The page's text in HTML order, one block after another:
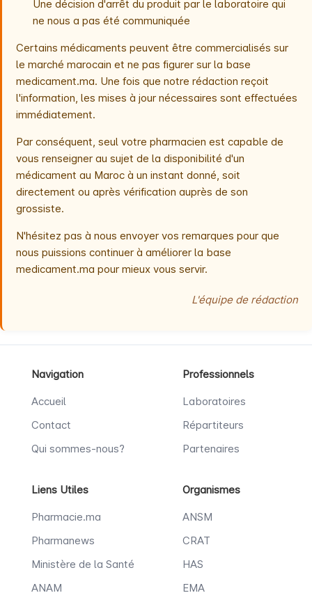
Une décision d'arrêt du produit par le laboratoire qui
ne nous a pas été communiquée
Certains médicaments peuvent être commercialisés sur
le marché marocain et ne pas figurer sur la base
medicament.ma. Une fois que notre rédaction reçoit
l'information, les mises à jour nécessaires sont effectuées
immédiatement.
Par conséquent, seul votre pharmacien est capable de
vous renseigner au sujet de la disponibilité d'un
médicament au Maroc à un instant donné, soit
directement ou après vérification auprès de son
grossiste.
N'hésitez pas à nous envoyer vos remarques pour que
nous puissions continuer à améliorer la base
medicament.ma pour mieux vous servir.
L'équipe de rédaction
Navigation
Accueil
Contact
Qui sommes-nous?
Professionnels
Laboratoires
Répartiteurs
Partenaires
Liens Utiles
Pharmacie.ma
Pharmanews
Ministère de la Santé
ANAM
Organismes
ANSM
CRAT
HAS
EMA